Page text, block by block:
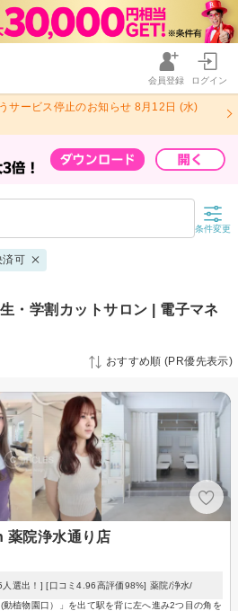
会員登録 ログイン
サービス停止のお知らせ 8月12日 (水)
条件変更
済可
・学割カットサロン | 電子マネ
おすすめ順 (PR優先表示)
院浄水通り店
選出！] [口コミ4.96高評価98%] 薬院/浄水/
植物園口）」を出て駅を背に左へ進み2つ目の角を